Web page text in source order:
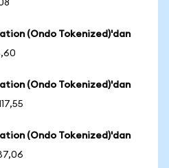
(Ondo Tokenized)'dan
(Ondo Tokenized)'dan
(Ondo Tokenized)'dan